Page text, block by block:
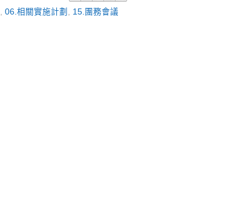
06.相關實施計劃 15.團務會議